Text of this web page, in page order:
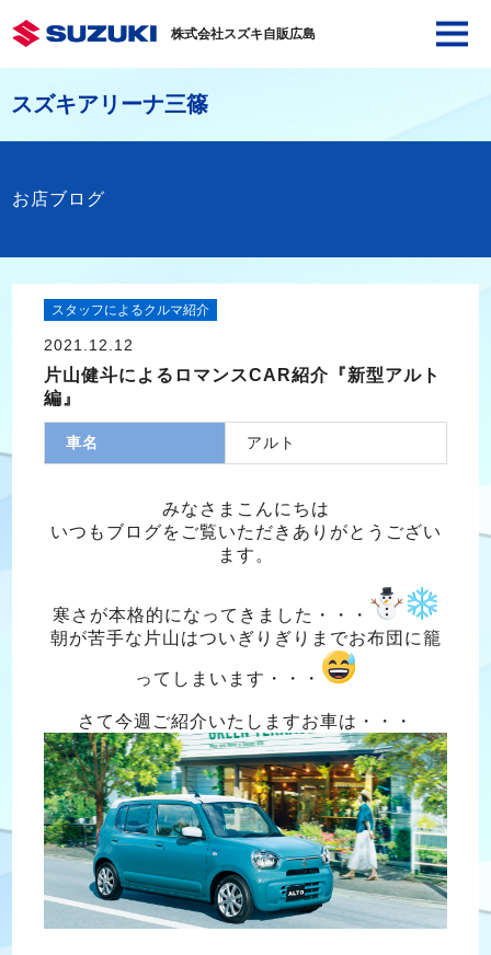
株式会社スズキ自販広島
スズキアリーナ三篠
お店ブログ
スタッフによるクルマ紹介
2021.12.12
片山健斗によるロマンスCAR紹介『新型アルト
編』
車名 アルト
みなさまこんにちは
いつもブログをご覧いただきありがとうござい
ます。
寒さが本格的になってきました・・・
朝が苦手な片山はついぎりぎりまでお布団に籠
ってしまいます・・・
さて今週ご紹介いたしますお車は・・・